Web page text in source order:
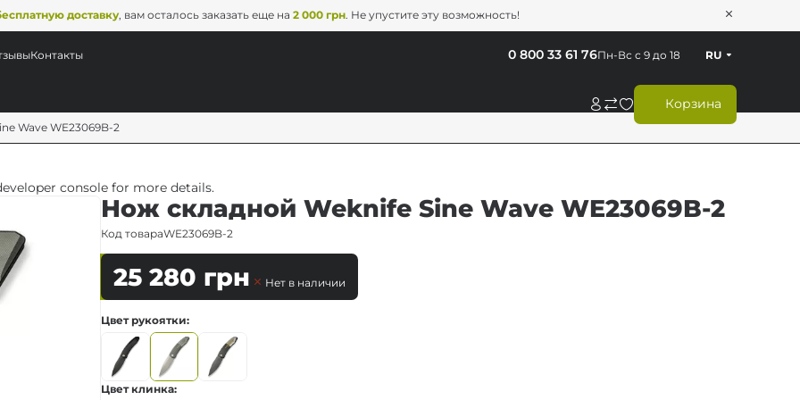
доставку, вам осталось заказать еще на 2 000 грн. Не упустите эту возможность!
Корзина
Пн-Вс с 9 до 18
0 800 33 61 76 RU
Контакты
Wave WE23069B-2
console for more details.
Нож складной Weknife Sine Wave WE23069B-2
Код товараWE23069B-2
25 280 грн Нет в наличии
Цвет рукоятки
Цвет клинка